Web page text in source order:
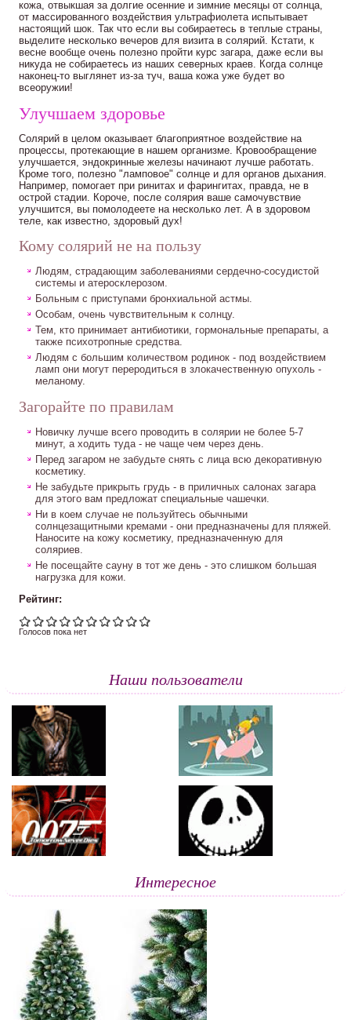
кожа, отвыкшая за долгие осенние и зимние месяцы от солнца,
от массированного воздействия ультрафиолета испытывает
настоящий шок. Так что если вы собираетесь в теплые страны,
выделите несколько вечеров для визита в солярий. Кстати, к
весне вообще очень полезно пройти курс загара, даже если вы
никуда не собираетесь из наших северных краев. Когда солнце
наконец-то выглянет из-за туч, ваша кожа уже будет во
всеоружии!
Улучшаем здоровье
Солярий в целом оказывает благоприятное воздействие на
процессы, протекающие в нашем организме. Кровообращение
улучшается, эндокринные железы начинают лучше работать.
Кроме того, полезно "ламповое" солнце и для органов дыхания.
Например, помогает при ринитах и фарингитах, правда, не в
острой стадии. Короче, после солярия ваше самочувствие
улучшится, вы помолодеете на несколько лет. А в здоровом
теле, как известно, здоровый дух!
Кому солярий не на пользу
Людям, страдающим заболеваниями сердечно-сосудистой
системы и атеросклерозом.
Больным с приступами бронхиальной астмы.
Особам, очень чувствительным к солнцу.
Тем, кто принимает антибиотики, гормональные препараты, а
также психотропные средства.
Людям с большим количеством родинок - под воздействием
ламп они могут переродиться в злокачественную опухоль -
меланому.
Загорайте по правилам
Новичку лучше всего проводить в солярии не более 5-7
минут, а ходить туда - не чаще чем через день.
Перед загаром не забудьте снять с лица всю декоративную
косметику.
Не забудьте прикрыть грудь - в приличных салонах загара
для этого вам предложат специальные чашечки.
Ни в коем случае не пользуйтесь обычными
солнцезащитными кремами - они предназначены для пляжей.
Наносите на кожу косметику, предназначенную для
соляриев.
Не посещайте сауну в тот же день - это слишком большая
нагрузка для кожи.
Рейтинг:
Голосов пока нет
Наши пользователи
Интересное